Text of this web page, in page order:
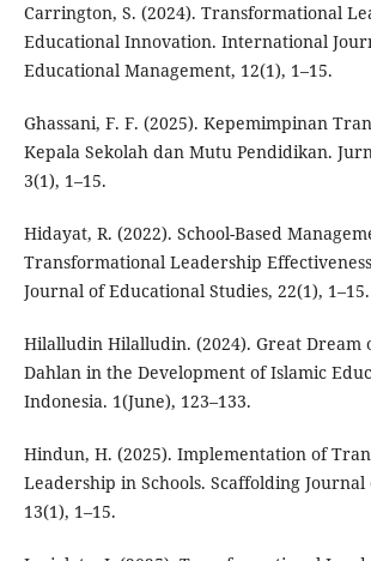
Carrington, S. (2024). Transformational
Educational Innovation. International
Educational Management, 12(1), 1–15.
Ghassani, F. F. (2025). Kepemimpinan
Kepala Sekolah dan Mutu Pendidikan.
3(1), 1–15.
Hidayat, R. (2022). School-Based
Transformational Leadership
Journal of Educational Studies, 22(1), 1–15.
Hilalludin Hilalludin. (2024). Great Dream
Dahlan in the Development of Islamic
Indonesia. 1(June), 123–133.
Hindun, H. (2025). Implementation of
Leadership in Schools. Scaffolding Journal
13(1), 1–15.